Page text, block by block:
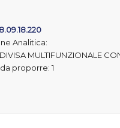
Analitica:
MULTIFUNZIONALE
proporre: 1